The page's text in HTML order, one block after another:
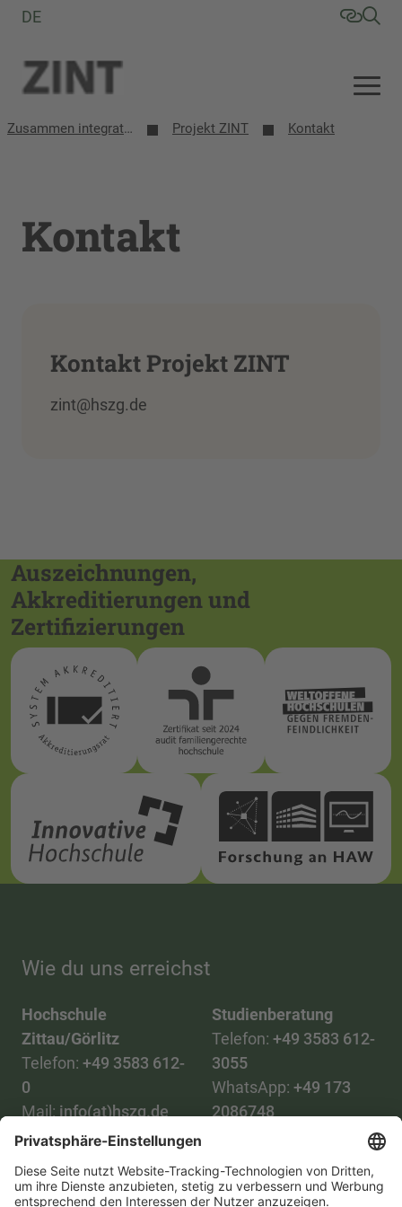
DE
Zusammen integrative/inklusive Schule entwickeln (ZINT) Projekt ZINT Kontakt
Kontakt
Kontakt Projekt ZINT
zint@hszg.de
Auszeichnungen,
Akkreditierungen und
Zertifizierungen
Wie du uns erreichst
Hochschule
Zittau/Görlitz
Telefon: +49 3583 612-
0
Mail: info(at)hszg.de
Studienberatung
Telefon: +49 3583 612-
3055
WhatsApp: +49 173
2086748